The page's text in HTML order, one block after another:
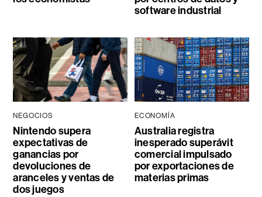
software industrial
NEGOCIOS
Nintendo supera
expectativas de
ganancias por
devoluciones de
aranceles y ventas de
dos juegos
ECONOMÍA
Australia registra
inesperado superávit
comercial impulsado
por exportaciones de
materias primas